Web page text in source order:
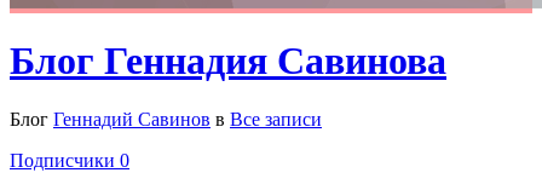
Блог Геннадия Савинова
Блог Геннадий Савинов в Все записи
Подписчики 0